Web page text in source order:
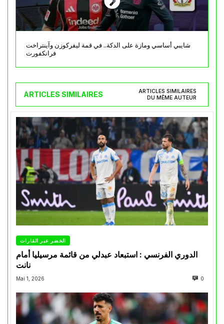
شايبي أساسي ومازة على الدكة.. في قمة ليفركوزن وآينتراخت
فرانكفورت
ARTICLES SIMILAIRES
ARTICLES SIMILAIRES
DU MÊME AUTEUR
الخضر عبر القارات
الدوري الفرنسي : استبعاد عبدلي من قائمة مرسيليا أمام
نانت
Mai 1, 2026 0